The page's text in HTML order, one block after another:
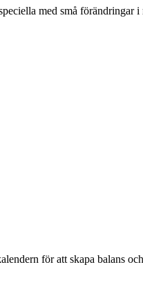
med små förändringar i
för att skapa balans